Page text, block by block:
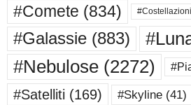
#Comete (834) #Costellazioni
#Galassie (883)
#Nebulose (2272)
#Satelliti (169) #Skyline (41)